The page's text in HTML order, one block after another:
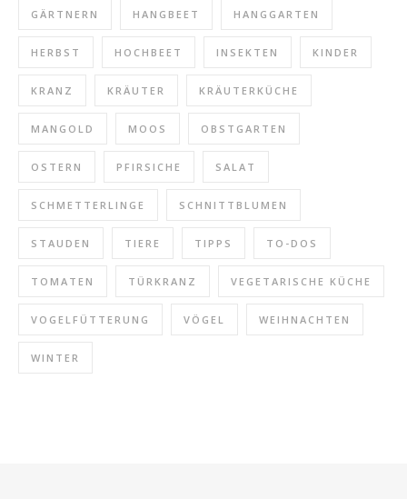
GÄRTNERN HANGBEET HANGGARTEN
HERBST HOCHBEET INSEKTEN KINDER
KRANZ KRÄUTER KRÄUTERKÜCHE
MANGOLD MOOS OBSTGARTEN
OSTERN PFIRSICHE SALAT
SCHMETTERLINGE SCHNITTBLUMEN
STAUDEN TIERE TIPPS TO-DOS
TOMATEN TÜRKRANZ VEGETARISCHE KÜCHE
VOGELFÜTTERUNG VÖGEL WEIHNACHTEN
WINTER